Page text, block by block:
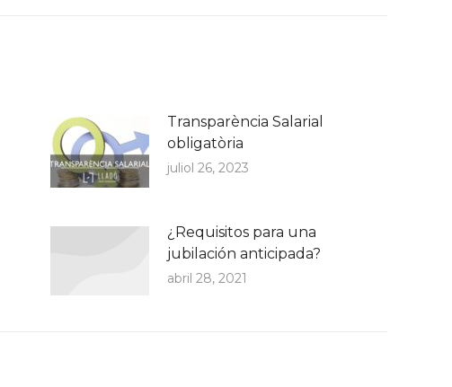
Transparència Salarial
obligatòria
juliol 26, 2023
¿Requisitos para una
jubilación anticipada?
abril 28, 2021